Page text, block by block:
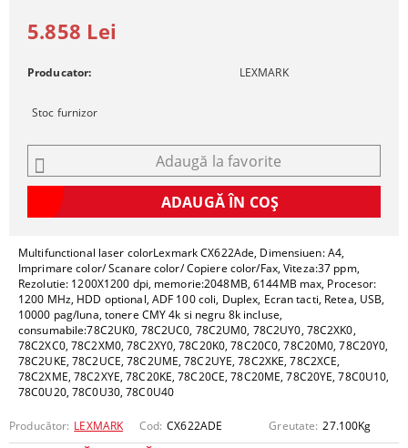
Multifunctional laser colorLexmark CX622Ade, Dimensiuen: A4,
Imprimare color/ Scanare color/ Copiere color/Fax, Viteza:37 ppm,
Rezolutie: 1200X1200 dpi, memorie:2048MB, 6144MB max, Procesor:
1200 MHz, HDD optional, ADF 100 coli, Duplex, Ecran tacti, Retea, USB,
10000 pag/luna, tonere CMY 4k si negru 8k incluse,
consumabile:78C2UK0, 78C2UC0, 78C2UM0, 78C2UY0, 78C2XK0,
78C2XC0, 78C2XM0, 78C2XY0, 78C20K0, 78C20C0, 78C20M0, 78C20Y0,
78C2UKE, 78C2UCE, 78C2UME, 78C2UYE, 78C2XKE, 78C2XCE,
78C2XME, 78C2XYE, 78C20KE, 78C20CE, 78C20ME, 78C20YE, 78C0U10,
78C0U20, 78C0U30, 78C0U40
Producător: LEXMARK Cod: CX622ADE Greutate: 27.100Kg
5.858 Lei
Producator: LEXMARK
Stoc furnizor
Adaugă la favorite